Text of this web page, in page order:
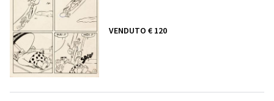
VENDUTO € 120